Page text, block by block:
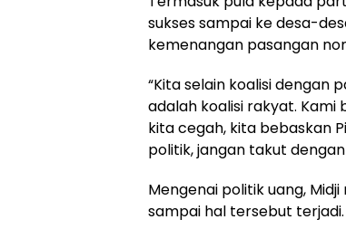
sukses sampai ke desa-
kemenangan pasangan
“Kita selain koalisi dengan
adalah koalisi rakyat.
kita cegah, kita bebaskan
politik, jangan takut
Mengenai politik uang,
sampai hal tersebut terjadi.